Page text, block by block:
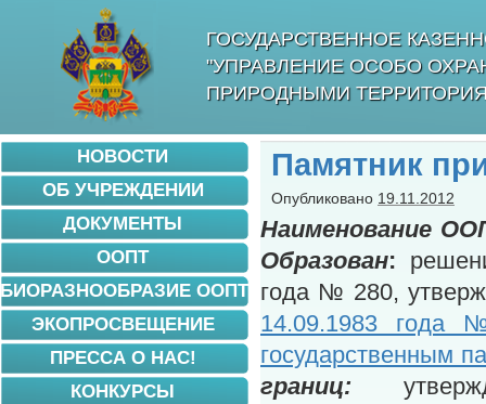
ГОСУДАРСТВЕННОЕ
"УПРАВЛЕНИЕ ОСОБО
ПРИРОДНЫМИ
Памятник
Опубликовано 19.11.2012
Наименование
Образован:
года № 280,
14.09.1983 года
государственным
границ:
НОВОСТИ
ОБ УЧРЕЖДЕНИИ
ДОКУМЕНТЫ
ООПТ
БИОРАЗНООБРАЗИЕ ООПТ
ЭКОПРОСВЕЩЕНИЕ
ПРЕССА О НАС!
КОНКУРСЫ